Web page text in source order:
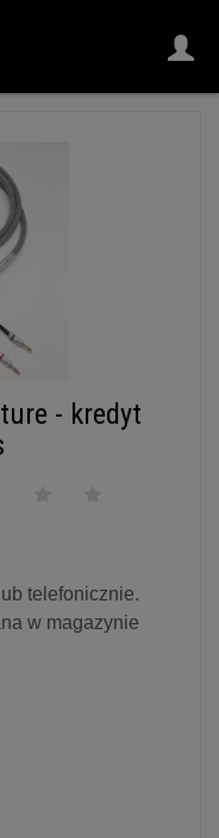
- kredyt
telefonicznie.
w magazynie